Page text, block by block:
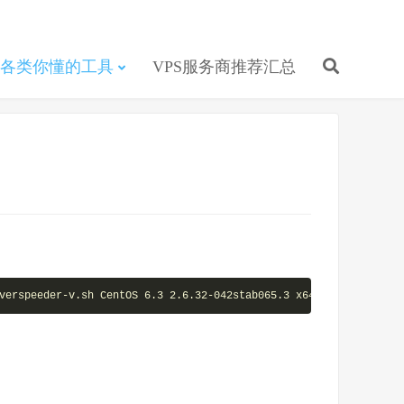
各类你懂的工具 VPS服务商推荐汇总
v.sh CentOS 6.3 2.6.32-042stab065.3 x64 3.10.24.1